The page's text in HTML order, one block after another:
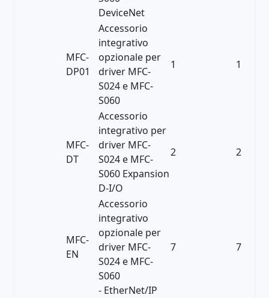
DeviceNet
MFC-
DP01
Accessorio
integrativo
opzionale per
driver MFC-
S024 e MFC-
S060
1 1
MFC-
DT
Accessorio
integrativo per
driver MFC-
S024 e MFC-
S060 Expansion
D-I/O
2 2
MFC-
EN
Accessorio
integrativo
opzionale per
driver MFC-
S024 e MFC-
S060
- EtherNet/IP
7 7